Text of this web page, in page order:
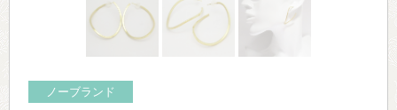
ノーブランド
> お問い合わせ